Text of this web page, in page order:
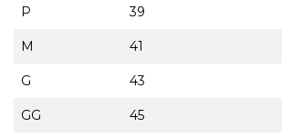
P 39
M 41
G 43
GG 45